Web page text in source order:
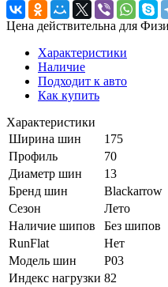
Цена действительна для
Характеристики
Наличие
Подходит к авто
Как купить
Характеристики
Ширина шин
175
Профиль
70
Диаметр шин
13
Бренд шин
Blackarrow
Сезон
Лето
Наличие шипов
Без шипов
RunFlat
Нет
Модель шин
P03
Индекс нагрузки 82